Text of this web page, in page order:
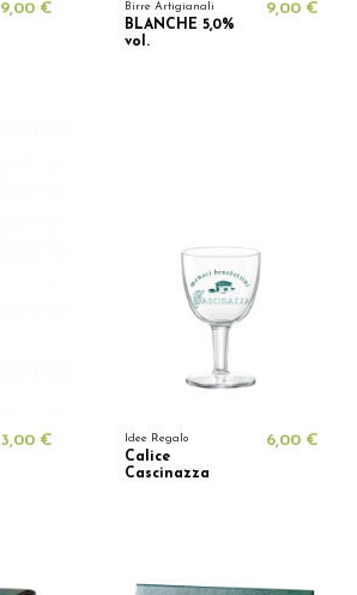
9,00 € Birre Artigianali
BLANCHE 5,0%
vol.
9,00 €
3,00 € Idee Regalo
Calice
Cascinazza
6,00 €